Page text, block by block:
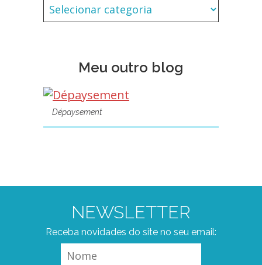
Meu outro blog
Dépaysement
NEWSLETTER
Receba novidades do site no seu email: